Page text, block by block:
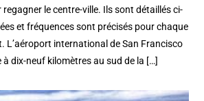
le centre-ville. Ils sont détaillés ci-
et fréquences sont précisés pour chaque
L’aéroport international de San Francisco
à dix-neuf kilomètres au sud de la […]